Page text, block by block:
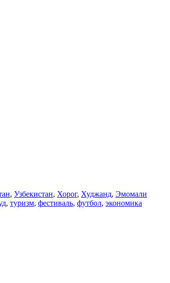
, Узбекистан, Хорог, Худжанд, Эмомали
, туризм, фестиваль, футбол, экономика